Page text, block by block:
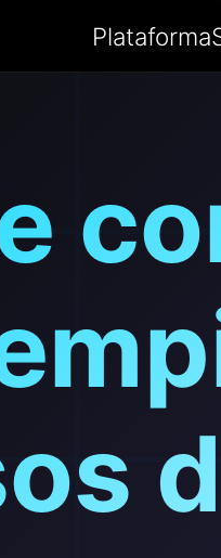
Plataforma